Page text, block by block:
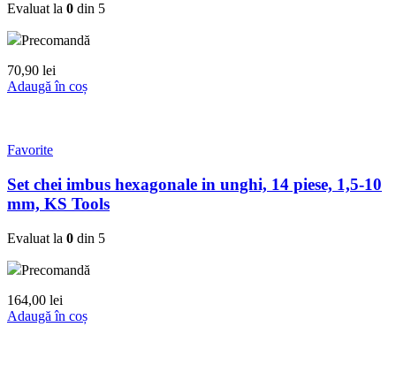
Evaluat la 0 din 5
Precomandă
70,90 lei
Adaugă în coș
Favorite
Set chei imbus hexagonale in unghi, 14 piese, 1,5-10
mm, KS Tools
Evaluat la 0 din 5
Precomandă
164,00 lei
Adaugă în coș